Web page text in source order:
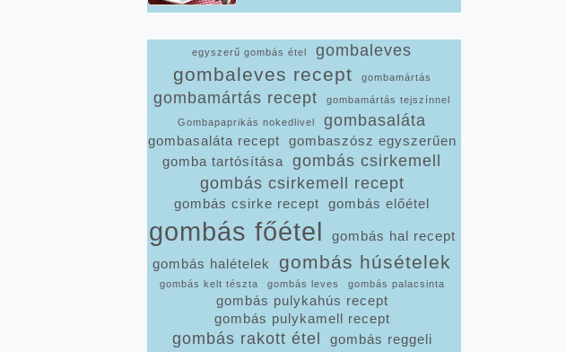
egyszerű gombás étel gombaleves
gombaleves recept gombamártás
gombamártás recept gombamártás tejszínnel
Gombapaprikás nokedlivel gombasaláta
gombasaláta recept
gombaszósz egyszerűen
gomba tartósítása
gombás csirkemell
gombás csirkemell recept
gombás csirke recept gombás előétel
gombás főétel
gombás hal recept
gombás halételek
gombás húsételek
gombás kelt tészta gombás leves gombás palacsinta
gombás pulykahús recept
gombás pulykamell recept
gombás rakott étel
gombás reggeli